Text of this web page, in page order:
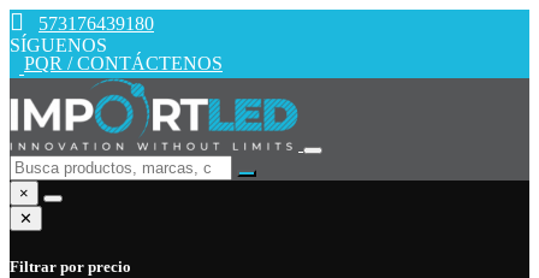
573176439180
SÍGUENOS
PQR / CONTÁCTENOS
×
✕
Filtrar por precio